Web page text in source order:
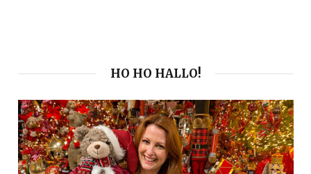
HO HO HALLO!